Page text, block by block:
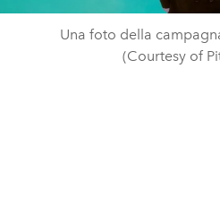
Una foto della
(Courtesy of